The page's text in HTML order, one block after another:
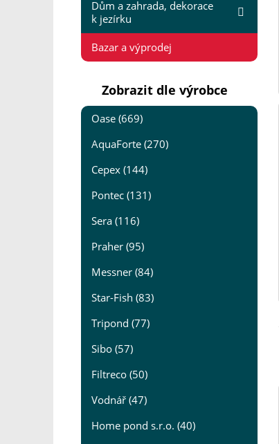
Dům a zahrada, dekorace
k jezírku
Bazar a výprodej
Zobrazit dle výrobce
Oase (669)
AquaForte (270)
Cepex (144)
Pontec (131)
Sera (116)
Praher (95)
Messner (84)
Star-Fish (83)
Tripond (77)
Sibo (57)
Filtreco (50)
Vodnář (47)
Home pond s.r.o. (40)